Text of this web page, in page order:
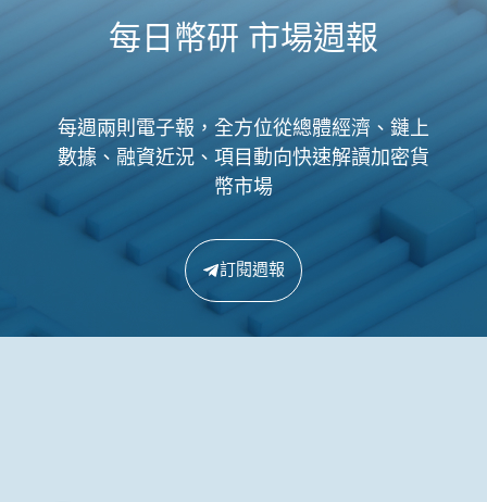
每日幣研 市場週報
每週兩則電子報，全方位從總體經濟、鏈上
數據、融資近況、項目動向快速解讀加密貨
幣市場
訂閱週報